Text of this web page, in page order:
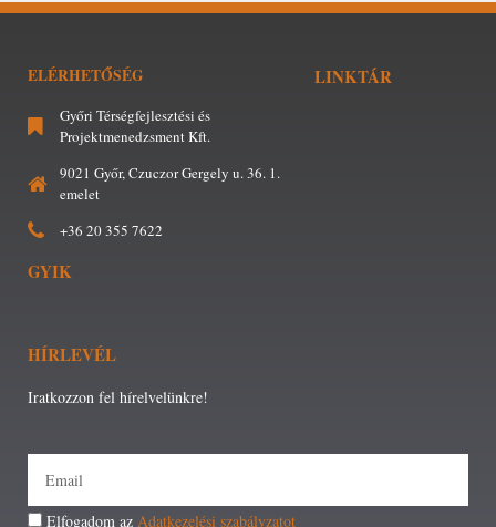
ELÉRHETŐSÉG
Győri Térségfejlesztési és
Projektmenedzsment Kft.
9021 Győr, Czuczor Gergely u. 36. 1.
emelet
+36 20 355 7622
LINKTÁR
GYIK
HÍRLEVÉL
Iratkozzon fel hírelvelünkre!
Elfogadom az Adatkezelési szabályzatot